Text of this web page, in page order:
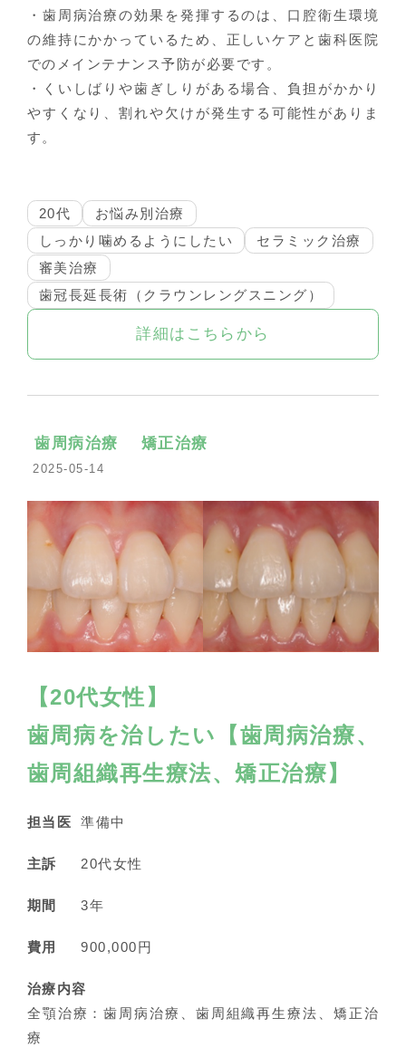
・歯周病治療の効果を発揮するのは、口腔衛生環境
の維持にかかっているため、正しいケアと歯科医院
でのメインテナンス予防が必要です。
・くいしばりや歯ぎしりがある場合、負担がかかり
やすくなり、割れや欠けが発生する可能性がありま
す。
20代
お悩み別治療
しっかり噛めるようにしたい
セラミック治療
審美治療
歯冠長延長術（クラウンレングスニング）
詳細はこちらから
歯周病治療 矯正治療
2025-05-14
【20代女性】
歯周病を治したい【歯周病治療、
歯周組織再生療法、矯正治療】
担当医 準備中
主訴 20代女性
期間 3年
費用 900,000円
治療内容
全顎治療：歯周病治療、歯周組織再生療法、矯正治
療